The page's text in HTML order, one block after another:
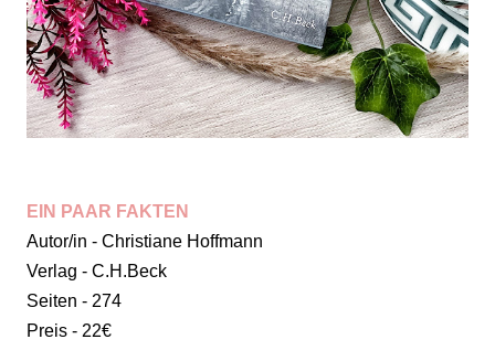
EIN PAAR FAKTEN
Autor/in - Christiane Hoffmann
Verlag - C.H.Beck
Seiten - 274
Preis - 22€